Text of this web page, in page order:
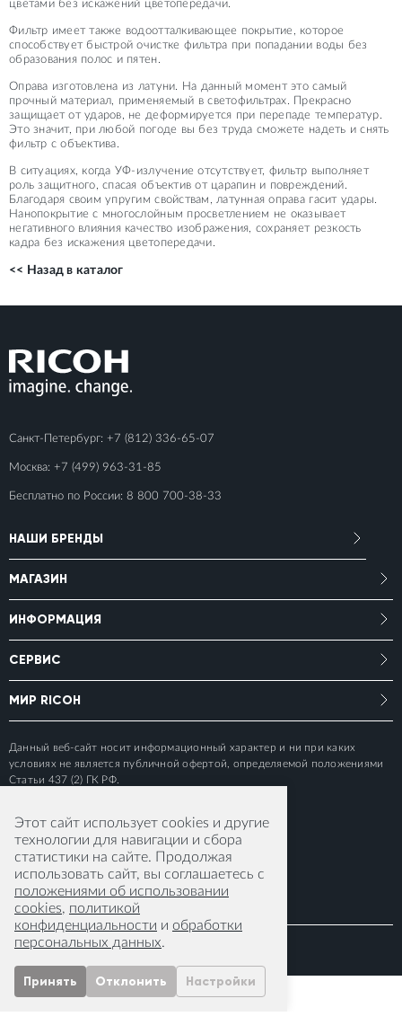
цветами без искажений цветопередачи.
Фильтр имеет также водоотталкивающее покрытие, которое
способствует быстрой очистке фильтра при попадании воды без
образования полос и пятен.
Оправа изготовлена из латуни. На данный момент это самый
прочный материал, применяемый в светофильтрах. Прекрасно
защищает от ударов, не деформируется при перепаде температур.
Это значит, при любой погоде вы без труда сможете надеть и снять
фильтр с объектива.
В ситуациях, когда УФ-излучение отсутствует, фильтр выполняет
роль защитного, спасая объектив от царапин и повреждений.
Благодаря своим упругим свойствам, латунная оправа гасит удары.
Нанопокрытие с многослойным просветлением не оказывает
негативного влияния качество изображения, сохраняет резкость
кадра без искажения цветопередачи.
<< Назад в каталог
Санкт-Петербург: +7 (812) 336-65-07
Москва: +7 (499) 963-31-85
Бесплатно по России: 8 800 700-38-33
НАШИ БРЕНДЫ
МАГАЗИН
ИНФОРМАЦИЯ
СЕРВИС
МИР RICOH
Данный веб-сайт носит информационный характер и ни при каких
условиях не является публичной офертой, определяемой положениями
Статьи 437 (2) ГК РФ.
© 2015-2026 RICOH IMAGING EUROPE S.A.S
Этот сайт использует cookies и другие
технологии для навигации и сбора
статистики на сайте. Продолжая
использовать сайт, вы соглашаетесь с
положениями об использовании
cookies, политикой
конфиденциальности и обработки
персональных данных.
Принять Отклонить Настройки